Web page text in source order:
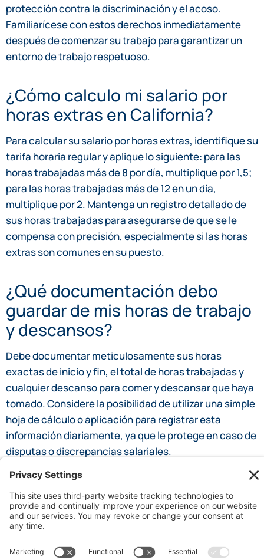
protección contra la discriminación y el acoso.
Familiarícese con estos derechos inmediatamente
después de comenzar su trabajo para garantizar un
entorno de trabajo respetuoso.
¿Cómo calculo mi salario por
horas extras en California?
Para calcular su salario por horas extras, identifique su
tarifa horaria regular y aplique lo siguiente: para las
horas trabajadas más de 8 por día, multiplique por 1,5;
para las horas trabajadas más de 12 en un día,
multiplique por 2. Mantenga un registro detallado de
sus horas trabajadas para asegurarse de que se le
compensa con precisión, especialmente si las horas
extras son comunes en su puesto.
¿Qué documentación debo
guardar de mis horas de trabajo
y descansos?
Debe documentar meticulosamente sus horas
exactas de inicio y fin, el total de horas trabajadas y
cualquier descanso para comer y descansar que haya
tomado. Considere la posibilidad de utilizar una simple
hoja de cálculo o aplicación para registrar esta
información diariamente, ya que le protege en caso de
disputas o discrepancias salariales.
¿Qué debo preguntar sobre las
políticas de mi lugar de trabajo
durante la incorporación?
Pregunte proactivamente sobre las políticas